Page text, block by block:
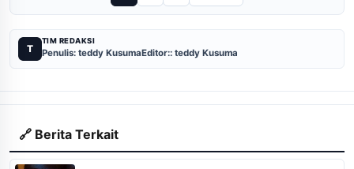
T
TIM REDAKSI
Penulis: teddy KusumaEditor:: teddy Kusuma
🔗 Berita Terkait